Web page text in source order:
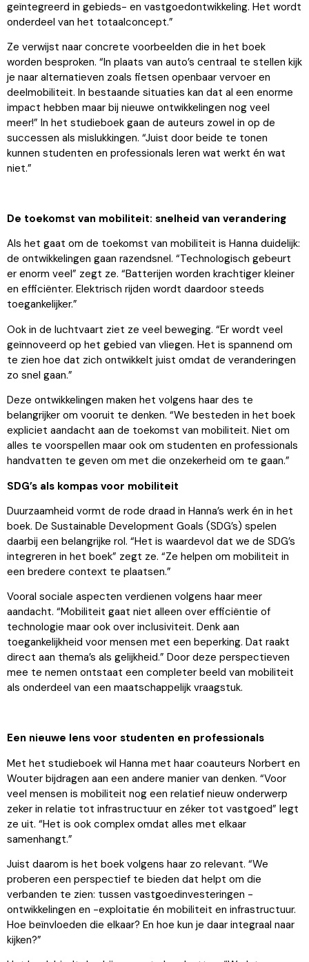
geïntegreerd in gebieds- en vastgoedontwikkeling. Het wordt
onderdeel van het totaalconcept.”
Ze verwijst naar concrete voorbeelden die in het boek
worden besproken. “In plaats van auto’s centraal te stellen kijk
je naar alternatieven zoals fietsen openbaar vervoer en
deelmobiliteit. In bestaande situaties kan dat al een enorme
impact hebben maar bij nieuwe ontwikkelingen nog veel
meer!” In het studieboek gaan de auteurs zowel in op de
successen als mislukkingen. “Juist door beide te tonen
kunnen studenten en professionals leren wat werkt én wat
niet.”
De toekomst van mobiliteit: snelheid van verandering
Als het gaat om de toekomst van mobiliteit is Hanna duidelijk:
de ontwikkelingen gaan razendsnel. “Technologisch gebeurt
er enorm veel” zegt ze. “Batterijen worden krachtiger kleiner
en efficiënter. Elektrisch rijden wordt daardoor steeds
toegankelijker.”
Ook in de luchtvaart ziet ze veel beweging. “Er wordt veel
geïnnoveerd op het gebied van vliegen. Het is spannend om
te zien hoe dat zich ontwikkelt juist omdat de veranderingen
zo snel gaan.”
Deze ontwikkelingen maken het volgens haar des te
belangrijker om vooruit te denken. “We besteden in het boek
expliciet aandacht aan de toekomst van mobiliteit. Niet om
alles te voorspellen maar ook om studenten en professionals
handvatten te geven om met die onzekerheid om te gaan.”
SDG’s als kompas voor mobiliteit
Duurzaamheid vormt de rode draad in Hanna’s werk én in het
boek. De Sustainable Development Goals (SDG’s) spelen
daarbij een belangrijke rol. “Het is waardevol dat we de SDG’s
integreren in het boek” zegt ze. “Ze helpen om mobiliteit in
een bredere context te plaatsen.”
Vooral sociale aspecten verdienen volgens haar meer
aandacht. “Mobiliteit gaat niet alleen over efficiëntie of
technologie maar ook over inclusiviteit. Denk aan
toegankelijkheid voor mensen met een beperking. Dat raakt
direct aan thema’s als gelijkheid.” Door deze perspectieven
mee te nemen ontstaat een completer beeld van mobiliteit
als onderdeel van een maatschappelijk vraagstuk.
Een nieuwe lens voor studenten en professionals
Met het studieboek wil Hanna met haar coauteurs Norbert en
Wouter bijdragen aan een andere manier van denken. “Voor
veel mensen is mobiliteit nog een relatief nieuw onderwerp
zeker in relatie tot infrastructuur en zéker tot vastgoed” legt
ze uit. “Het is ook complex omdat alles met elkaar
samenhangt.”
Juist daarom is het boek volgens haar zo relevant. “We
proberen een perspectief te bieden dat helpt om die
verbanden te zien: tussen vastgoedinvesteringen -
ontwikkelingen en -exploitatie én mobiliteit en infrastructuur.
Hoe beïnvloeden die elkaar? En hoe kun je daar integraal naar
kijken?”